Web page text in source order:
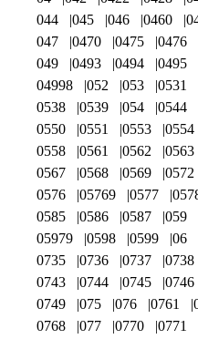
044
045 046 0460
047
0470 0475 0476
049
0493 0494 0495
04998
052 053 0531
0538
0539 054 0544
0550
0551 0553 0554
0558
0561 0562 0563
0567
0568 0569 0572
0576
05769 0577
0585
0586 0587 059
05979
0598 0599 06
0735
0736 0737 0738
0743
0744 0745 0746
0749
075 076 0761
0768
077 0770 0771